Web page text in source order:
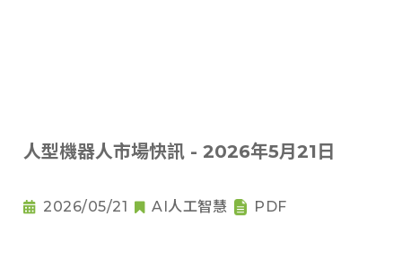
人型機器人市場快訊 - 2026年5月21日
2026/05/21 AI人工智慧 PDF